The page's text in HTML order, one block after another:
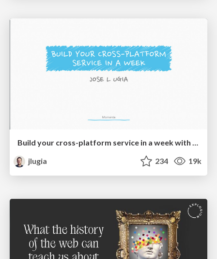
Build your cross-platform service in a week with App Engine
jlugia
234 19k